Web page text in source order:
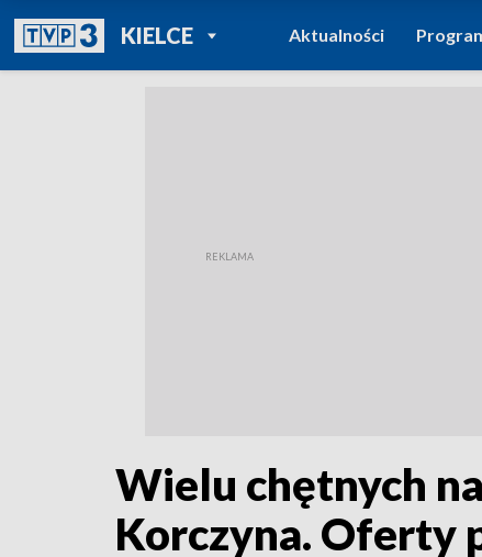
KIELCEPOWRÓT DO
TVP REGIONY
Aktualności
Wielu chętnych
Korczyna. Oferty